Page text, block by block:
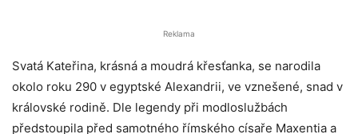
Reklama
Svatá Kateřina, krásná a moudrá křesťanka, se narodila
okolo roku 290 v egyptské Alexandrii, ve vznešené, snad v
královské rodině. Dle legendy při modloslužbách
předstoupila před samotného římského císaře Maxentia a